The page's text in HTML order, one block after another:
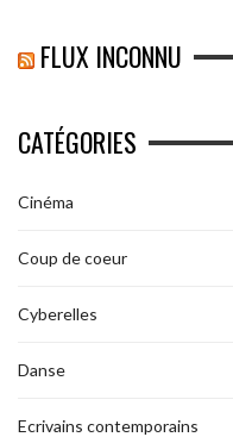
FLUX INCONNU
CATÉGORIES
Cinéma
Coup de coeur
Cyberelles
Danse
Ecrivains contemporains